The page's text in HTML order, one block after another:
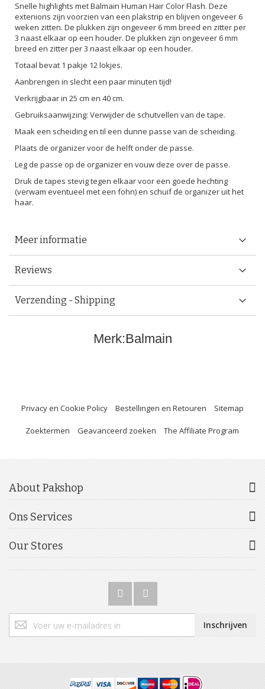
Snelle highlights met Balmain Human Hair Color Flash. Deze
extenions zijn voorzien van een plakstrip en blijven ongeveer 6
weken zitten. De plukken zijn ongeveer 6 mm breed en zitter per
3 naast elkaar op een houder. De plukken zijn ongeveer 6 mm
breed en zitter per 3 naast elkaar op een houder.
Totaal bevat 1 pakje 12 lokjes.
Aanbrengen in slecht een paar minuten tijd!
Verkrijgbaar in 25 cm en 40 cm.
Gebruiksaanwijzing: Verwijder de schutvellen van de tape.
Maak een scheiding en til een dunne passe van de scheiding.
Plaats de organizer voor de helft onder de passe.
Leg de passe op de organizer en vouw deze over de passe.
Druk de tapes stevig tegen elkaar voor een goede hechting
(verwam eventueel met een fohn) en schuif de organizer uit het
haar.
Meer informatie
Reviews
Verzending - Shipping
Merk:Balmain
Privacy en Cookie Policy Bestellingen en Retouren Sitemap
Zoektermen Geavanceerd zoeken The Affiliate Program
About Pakshop
Ons Services
Our Stores
u
op
Inschrijven